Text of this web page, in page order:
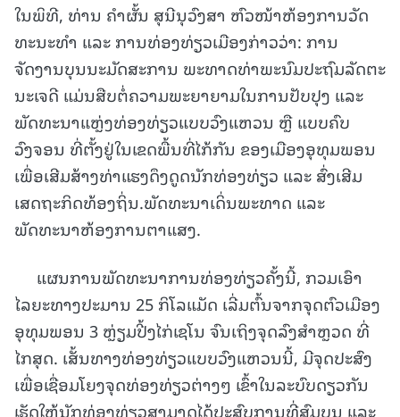
ໃນພິທີ, ທ່ານ ຄໍາຜັ້ນ ສຸນີນຸວົງສາ ຫົວໜ້າຫ້ອງການວັດ
ທະນະທໍາ ແລະ ການທ່ອງທ່ຽວເມືອງກ່າວວ່າ: ການ
ຈັດງານບຸນນະມັດສະການ ພະທາດທ່າພະນົມປະຖົມລັດຕະ
ນະເຈດີ ແມ່ນສືບຕໍ່ຄວາມພະຍາຍາມໃນການປັບປຸງ ແລະ
ພັດທະນາແຫຼ່ງທ່ອງທ່ຽວແບບວົງແຫວນ ຫຼື ແບບຄົບ
ວົງຈອນ ທີ່ຕັ້ງຢູ່ໃນເຂດພື້ນທີ່ໄກ້ກັນ ຂອງເມືອງອຸທຸມພອນ
ເພື່ອເສີມສ້າງທ່າແຮງດຶງດູດນັກທ່ອງທ່ຽວ ແລະ ສົ່ງເສີມ
ເສດຖະກິດທ້ອງຖິ່ນ.ພັດທະນາເດິ່ນພະທາດ ແລະ
ພັດທະນາຫ້ອງການຕາແສງ.
ແຜນການພັດທະນາການທ່ອງທ່ຽວຄັ້ງນີ້, ກວມເອົາ
ໄລຍະທາງປະມານ 25 ກິໂລແມັດ ເລີ່ມຕົ້ນຈາກຈຸດຕົວເມືອງ
ອຸທຸມພອນ 3 ຫຼ່ຽມປີ້ງໄກ່ເຊໂນ ຈົນເຖິງຈຸດລົງສໍາຫຼວດ ທີ່
ໄກສຸດ. ເສັ້ນທາງທ່ອງທ່ຽວແບບວົງແຫວນນີ້, ມີຈຸດປະສົງ
ເພື່ອເຊື່ອມໂຍງຈຸດທ່ອງທ່ຽວຕ່າງໆ ເຂົ້າໃນລະບົບດຽວກັນ
ເຮັດໃຫ້ນັກທ່ອງທ່ຽວສາມາດໄດ້ປະສົບການທີ່ສົມບູນ ແລະ